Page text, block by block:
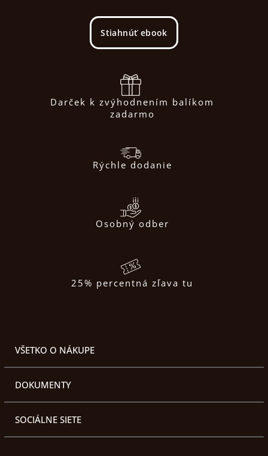
Stiahnúť ebook
Darček k zvýhodnením balíkom
zadarmo
Rýchle dodanie
Osobný odber
25% percentná zľava tu
VŠETKO O NÁKUPE
DOKUMENTY
SOCIÁLNE SIETE